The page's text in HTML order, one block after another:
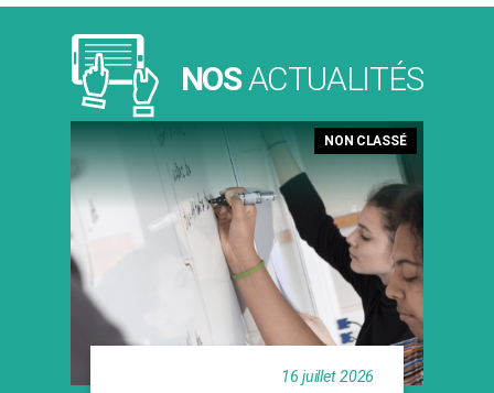
NOSACTUALITÉS
Catégories
NON CLASSÉ
16 juillet 2026